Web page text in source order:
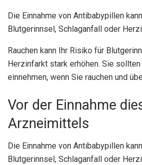
Die Einnahme von Antibabypillen
Blutgerinnsel, Schlaganfall oder
Rauchen kann Ihr Risiko für
Herzinfarkt stark erhöhen. Sie
einnehmen, wenn Sie rauchen und
Vor der Einnahme
Arzneimittels
Die Einnahme von Antibabypillen
Blutgerinnsel, Schlaganfall oder